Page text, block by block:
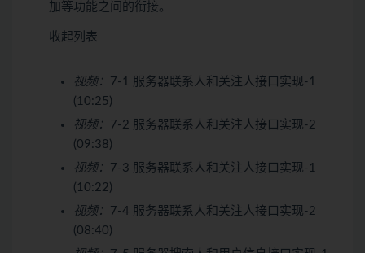
加等功能之间的衔接。
收起列表
视频：
7-1 服务器联系人和关注人接口实现-1
(10:25)
视频：
7-2 服务器联系人和关注人接口实现-2
(09:38)
视频：
7-3 服务器联系人和关注人接口实现-1
(10:22)
视频：
7-4 服务器联系人和关注人接口实现-2
(08:40)